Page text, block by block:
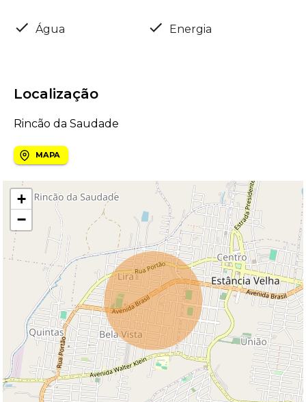
Água Energia
Localização
Rincão da Saudade
MAPA
+
−